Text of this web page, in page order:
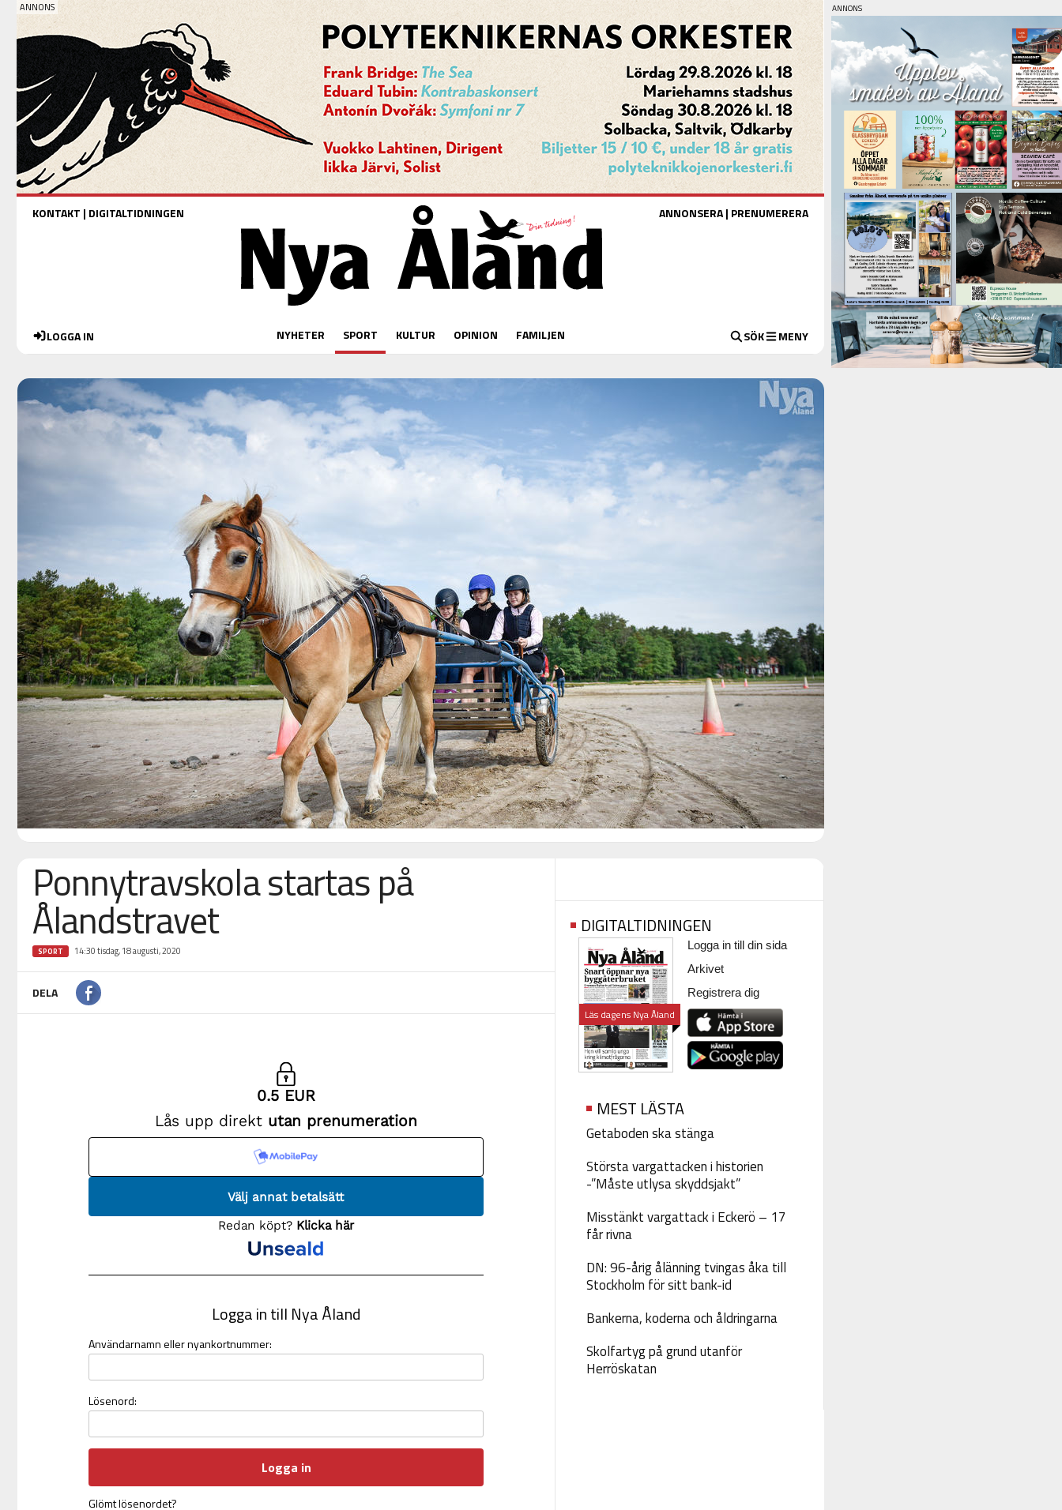
KONTAKT | DIGITALTIDNINGEN ANNONSERA| PRENUMERERA
LOGGA IN NYHETER SPORT KULTUR OPINION FAMILJEN SÖK MENY
Ponnytravskola startas på
Ålandstravet
SPORT 14:30 tisdag, 18 augusti, 2020
DELA
DIGITALTIDNINGEN
Läs dagens Nya Åland
Logga in till din sida
Arkivet
Registrera dig
MEST LÄSTA
Getaboden ska stänga
Största vargattacken i historien
-”Måste utlysa skyddsjakt”
Misstänkt vargattack i Eckerö – 17
får rivna
DN: 96-årig ålänning tvingas åka till
Stockholm för sitt bank-id
Bankerna, koderna och åldringarna
Skolfartyg på grund utanför
Herröskatan